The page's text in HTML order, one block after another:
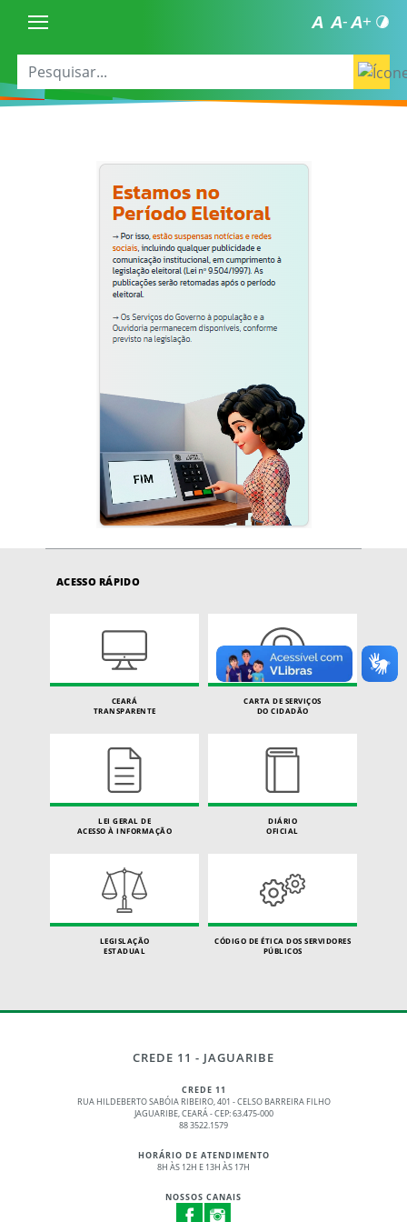
ACESSO RÁPIDO
CEARÁ
TRANSPARENTE
CARTA DE SERVIÇOS
DO CIDADÃO
LEI GERAL DE
ACESSO À INFORMAÇÃO
DIÁRIO
OFICIAL
LEGISLAÇÃO
ESTADUAL
CÓDIGO DE ÉTICA DOS SERVIDORES
PÚBLICOS
CREDE 11 - JAGUARIBE
CREDE 11
RUA HILDEBERTO SABÓIA RIBEIRO, 401 - CELSO BARREIRA FILHO
JAGUARIBE, CEARÁ - CEP: 63.475-000
88 3522.1579
HORÁRIO DE ATENDIMENTO
8H ÀS 12H E 13H ÀS 17H
NOSSOS CANAIS